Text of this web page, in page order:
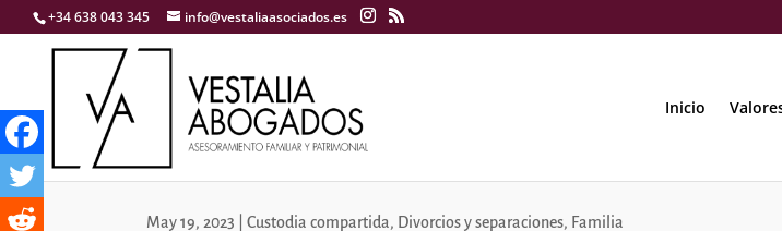
+34 638 043 345 info@vestaliaasociados.es
Inicio
May 19, 2023 |Custodia compartida, Divorcios y separaciones, Familia